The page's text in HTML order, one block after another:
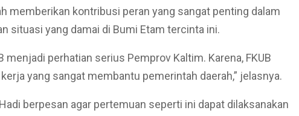
memberikan kontribusi peran yang sangat penting dalam
situasi yang damai di Bumi Etam tercinta ini.
menjadi perhatian serius Pemprov Kaltim. Karena, FKUB
yang sangat membantu pemerintah daerah,” jelasnya.
berpesan agar pertemuan seperti ini dapat dilaksanakan